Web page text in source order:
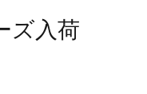
ズ入荷